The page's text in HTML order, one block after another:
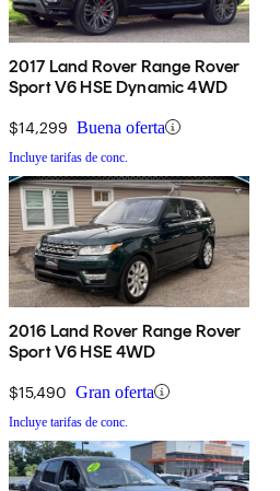
2017 Land Rover Range Rover
Sport V6 HSE Dynamic 4WD
$14,299 Buena oferta
Incluye tarifas de conc.
2016 Land Rover Range Rover
Sport V6 HSE 4WD
$15,490 Gran oferta
Incluye tarifas de conc.